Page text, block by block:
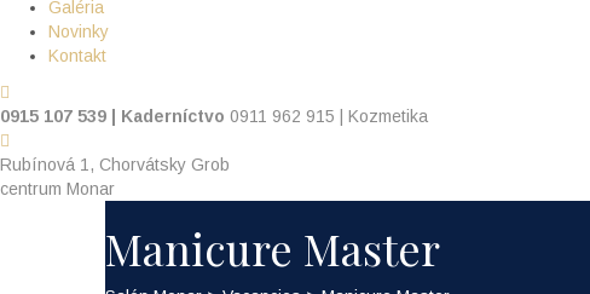
Galéria
Novinky
Kontakt
0915 107 539 | Kaderníctvo 0911 962 915 | Kozmetika
Rubínová 1, Chorvátsky Grob
centrum Monar
Manicure Master